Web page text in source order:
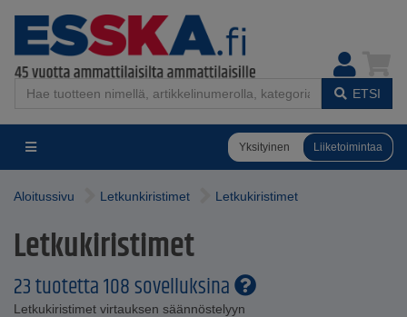
ETSI
Yksityinen Liiketoimintaa
Aloitussivu Letkunkiristimet Letkukiristimet
Letkukiristimet
23 tuotetta 108 sovelluksina
Letkukiristimet virtauksen säännöstelyyn